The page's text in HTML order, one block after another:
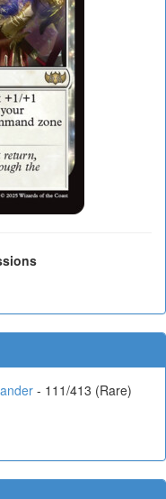
- 111/413 (Rare)